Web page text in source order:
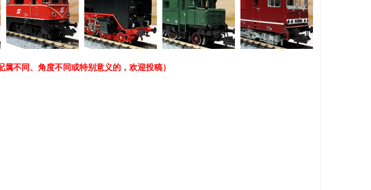
不同、角度不同或特别意义的，欢迎投稿）